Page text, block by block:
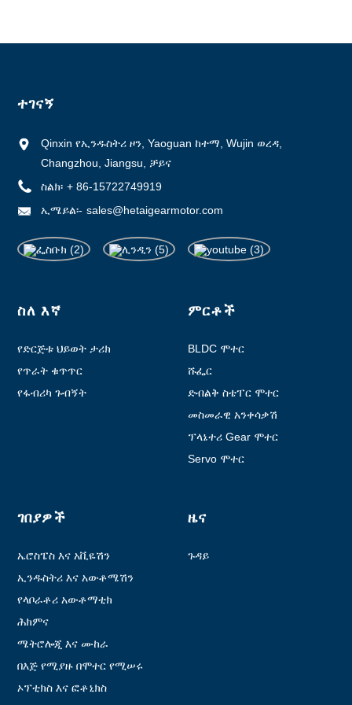
ተገናኝ
Qinxin የኢንዱስትሪ ዞን, Yaoguan ከተማ, Wujin ወረዳ,
Changzhou, Jiangsu, ቻይና
ስልክ፡ + 86-15722749919
ኢሜይል፡- sales@hetaigearmotor.com
ስለ እኛ
የድርጅቱ ህይወት ታሪክ
የጥራት ቁጥጥር
የፋብሪካ ጉብኝት
ምርቶች
BLDC ሞተር
ሹፌር
ድብልቅ ስቴፐር ሞተር
መስመራዊ አንቀሳቃሽ
ፕላኔተሪ Gear ሞተር
Servo ሞተር
ገበያዎች
ኤሮስፔስ እና አቪዬሽን
ኢንዱስትሪ እና አውቶሜሽን
የላቦራቶሪ አውቶማቲክ
ሕክምና
ሜትሮሎጂ እና ሙከራ
በእጅ የሚያዙ በሞተር የሚሠሩ
መሣሪያዎች
ኦፕቲክስ እና ፎቶኒክስ
ዜና
ጉዳይ